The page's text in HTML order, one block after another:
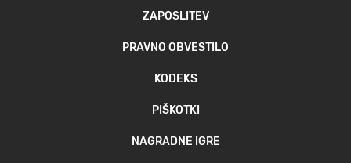
ZAPOSLITEV
PRAVNO OBVESTILO
KODEKS
PIŠKOTKI
NAGRADNE IGRE